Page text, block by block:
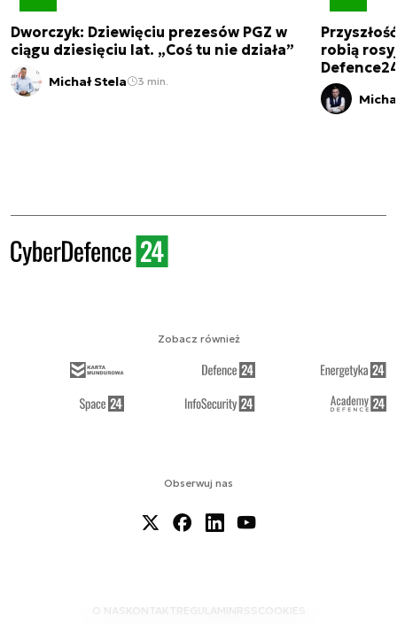
Dworczyk: Dziewięciu prezesów PGZ w
ciągu dziesięciu lat. „Coś tu nie działa”
Michał Stela 3 min.
robią
Obserwuj nas
O NAS KONTAKTREGULAMINRSS COOKIES
Zobacz również